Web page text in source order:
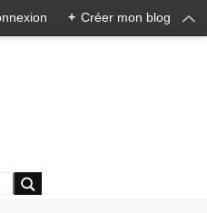
+ Créer mon blog